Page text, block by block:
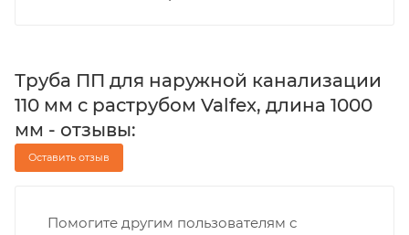
Труба ПП для наружной канализации
110 мм с раструбом Valfex, длина 1000
мм - отзывы:
Оставить отзыв
Помогите другим пользователям с